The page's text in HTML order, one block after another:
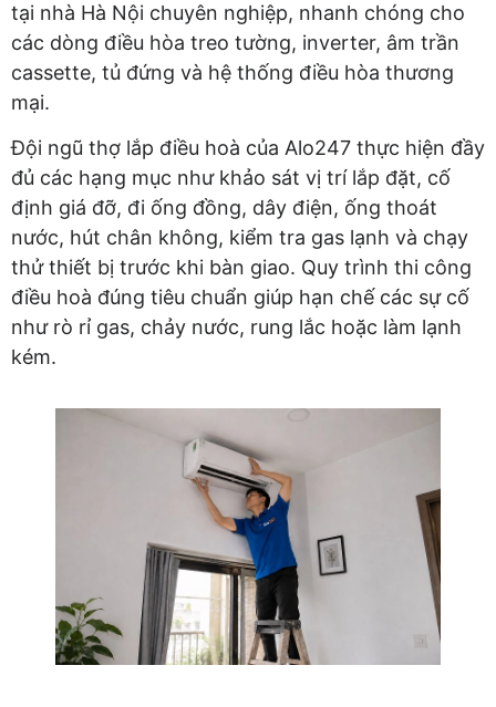
tại nhà Hà Nội chuyên nghiệp, nhanh chóng cho
các dòng điều hòa treo tường, inverter, âm trần
cassette, tủ đứng và hệ thống điều hòa thương
mại.
Đội ngũ thợ lắp điều hoà của Alo247 thực hiện đầy
đủ các hạng mục như khảo sát vị trí lắp đặt, cố
định giá đỡ, đi ống đồng, dây điện, ống thoát
nước, hút chân không, kiểm tra gas lạnh và chạy
thử thiết bị trước khi bàn giao. Quy trình thi công
điều hoà đúng tiêu chuẩn giúp hạn chế các sự cố
như rò rỉ gas, chảy nước, rung lắc hoặc làm lạnh
kém.